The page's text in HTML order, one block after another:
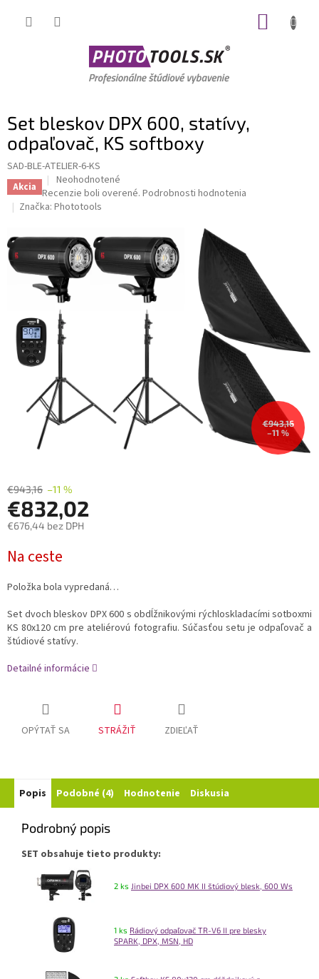
Set bleskov DPX 600, statívy,
odpaľovač, KS softboxy
SAD-BLE-ATELIER-6-KS
Akcia
Priemerné
hodnotenie
produktu
0,0
z
5
hviezdičiek.
Neohodnotené
Recenzie boli overené. Podrobnosti hodnotenia
Značka: Phototools
€943,16
–11 %
€943,16 –11 %
€832,02
€676,44 bez DPH
cena:
Na ceste
Položka bola vypredaná…
Set dvoch bleskov DPX 600 s obdĺžnikovými rýchloskladacími sotboxmi
KS 80x120 cm pre ateliérovú fotografiu. Súčasťou setu je odpaľovač a
štúdiové statívy.
Detailné informácie
OPÝTAŤ SA STRÁŽIŤ ZDIEĽAŤ
Popis Podobné (4) Hodnotenie Diskusia
Podrobný popis
SET obsahuje tieto produkty:
2 ks Jinbei DPX 600 MK II štúdiový blesk, 600 Ws
1 ks Rádiový odpaľovač TR-V6 II pre blesky
SPARK, DPX, MSN, HD